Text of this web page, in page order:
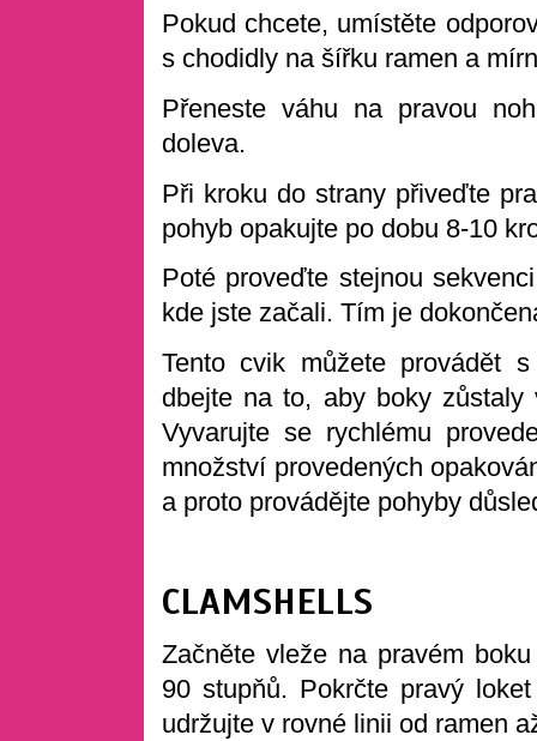
Pokud chcete, umístěte
s chodidly na šířku ramen a
Přeneste váhu na pravou
doleva.
Při kroku do strany přiveďte
pohyb opakujte po dobu 8-10
Poté proveďte stejnou
kde jste začali. Tím je
Tento cvik můžete provádět
dbejte na to, aby boky zůstaly
Vyvarujte se rychlému
množství provedených
a proto provádějte pohyby
CLAMSHELLS
Začněte vleže na pravém
90 stupňů. Pokrčte pravý
udržujte v rovné linii od ramen